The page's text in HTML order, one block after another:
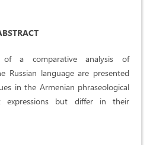
a comparative analysis of
Russian language are presented
in the Armenian phraseological
expressions but differ in their